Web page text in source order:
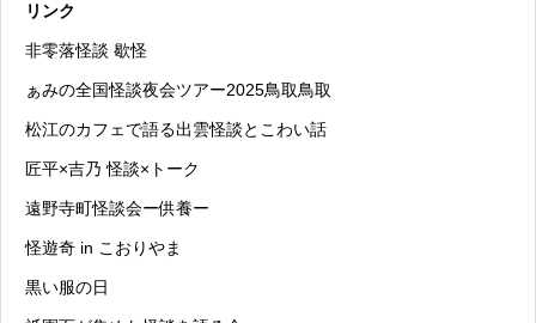
リンク
非零落怪談 歇怪
ぁみの全国怪談夜会ツアー2025鳥取鳥取
松江のカフェで語る出雲怪談とこわい話
匠平×吉乃 怪談×トーク
遠野寺町怪談会ー供養ー
怪遊奇 in こおりやま
黒い服の日